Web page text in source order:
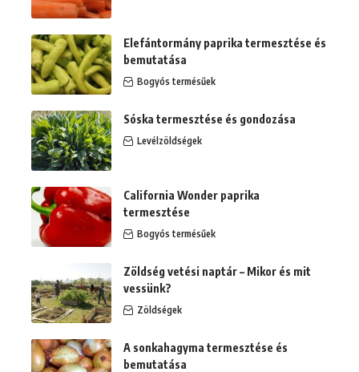
Elefántormány paprika termesztése és
bemutatása
Bogyós termésűek
Sóska termesztése és gondozása
Levélzöldségek
California Wonder paprika
termesztése
Bogyós termésűek
Zöldség vetési naptár – Mikor és mit
vessünk?
Zöldségek
A sonkahagyma termesztése és
bemutatása